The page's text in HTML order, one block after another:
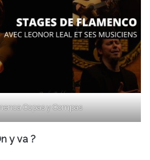
Copas y Compas
y va ?